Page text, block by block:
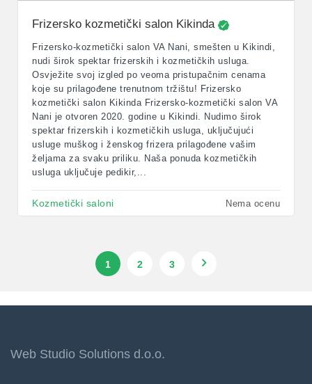
Frizersko kozmetički salon Kikinda
Frizersko-kozmetički salon VA Nani, smešten u Kikindi,
nudi širok spektar frizerskih i kozmetičkih usluga.
Osvježite svoj izgled po veoma pristupačnim cenama
koje su prilagođene trenutnom tržištu! Frizersko
kozmetički salon Kikinda Frizersko-kozmetički salon VA
Nani je otvoren 2020. godine u Kikindi. Nudimo širok
spektar frizerskih i kozmetičkih usluga, uključujući
usluge muškog i ženskog frizera prilagođene vašim
željama za svaku priliku. Naša ponuda kozmetičkih
usluga uključuje pedikir,...
Kozmetički saloni Nema ocenu
1 2 3
Web Studio Solutions d.o.o.